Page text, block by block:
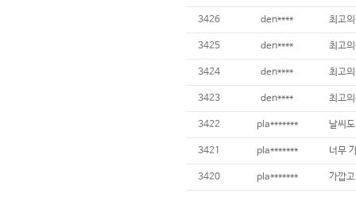
3426 den**** 최고
3425 den**** 최고
3424 den**** 최고
3423 den**** 최고
3422 pla*******
3421 pla******* 너무
3420 pla******* 가깝